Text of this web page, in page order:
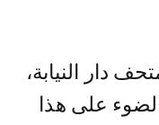
دار النيابة،
على هذا